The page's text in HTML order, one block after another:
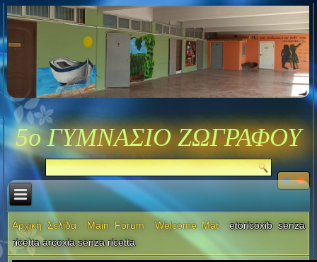
5ο ΓΥΜΝΑΣΙΟ ΖΩΓΡΑΦΟΥ
Αρχική Σελίδα Main Forum Welcome Mat
etoricoxib senza
ricetta arcoxia senza ricetta